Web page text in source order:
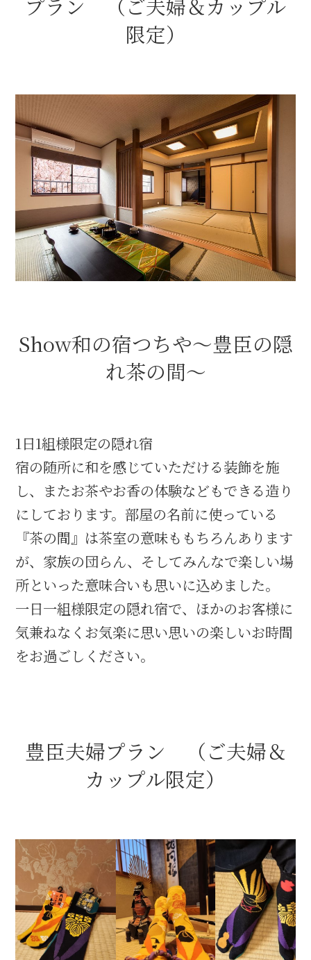
秀吉関連 史跡 一覧
秀吉グルメ・土産 一覧
秀吉功路
織田信長と名古屋の関係
信長関連 史跡 一覧
信長攻路
家康関連 史跡 一覧
家康グルメ・土産 一覧
名古屋＜家康＞観光モデルコース
前田利家と名古屋の関係
利家関連 史跡 一覧
加藤清正と名古屋の関係
清正関連 史跡 一覧
プラン （ご夫婦＆カップル
限定）
Show和の宿つちや～豊臣の隠
れ茶の間～
1日1組様限定の隠れ宿
宿の随所に和を感じていただける装飾を施
し、またお茶やお香の体験などもできる造り
にしております。部屋の名前に使っている
『茶の間』は茶室の意味ももちろんあります
が、家族の団らん、そしてみんなで楽しい場
所といった意味合いも思いに込めました。
一日一組様限定の隠れ宿で、ほかのお客様に
気兼ねなくお気楽に思い思いの楽しいお時間
をお過ごしください。
豊臣夫婦プラン （ご夫婦＆
カップル限定）